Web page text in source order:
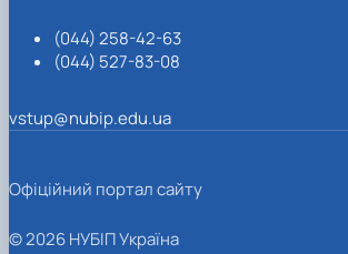
(044) 258-42-63
(044) 527-83-08
vstup@nubip.edu.ua
Офіційний портал сайту
© 2026 НУБІП Україна